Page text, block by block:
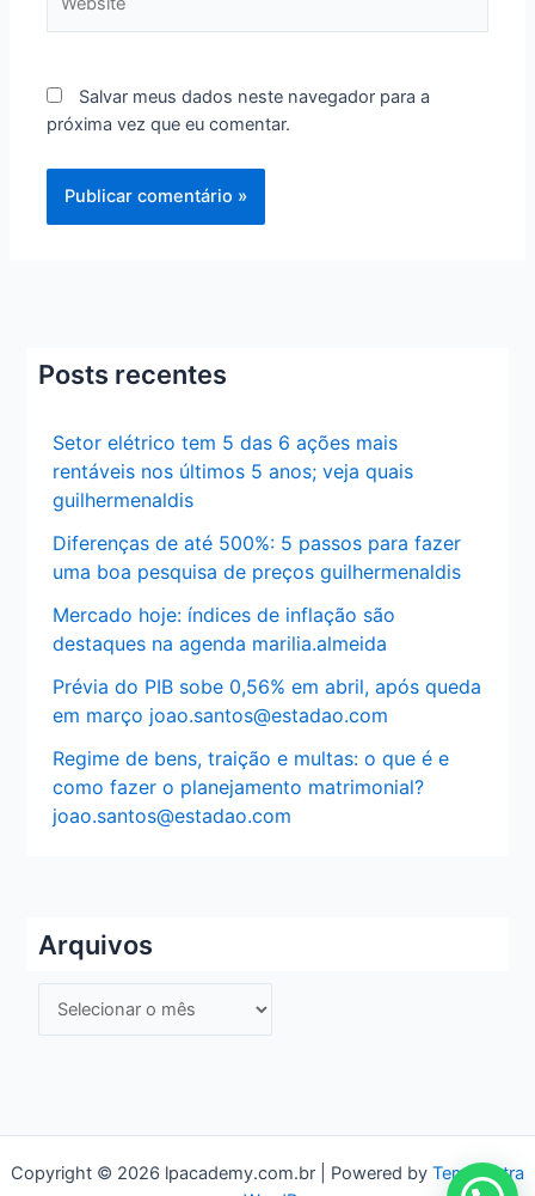
Salvar meus dados neste navegador para a
próxima vez que eu comentar.
Posts recentes
Setor elétrico tem 5 das 6 ações mais
rentáveis nos últimos 5 anos; veja quais
guilhermenaldis
Diferenças de até 500%: 5 passos para fazer
uma boa pesquisa de preços guilhermenaldis
Mercado hoje: índices de inflação são
destaques na agenda marilia.almeida
Prévia do PIB sobe 0,56% em abril, após queda
em março joao.santos@estadao.com
Regime de bens, traição e multas: o que é e
como fazer o planejamento matrimonial?
joao.santos@estadao.com
Arquivos
i
v
Copyright © 2026 lpacademy.com.br | Powered by Tema Astra